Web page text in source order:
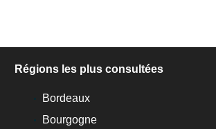
Régions les plus consultées
Bordeaux
Bourgogne